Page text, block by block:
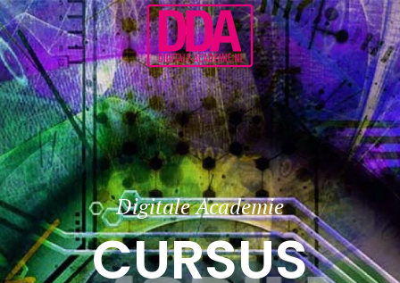
Terug naar hoofdinhoud
Digitale Academie
CURSUS